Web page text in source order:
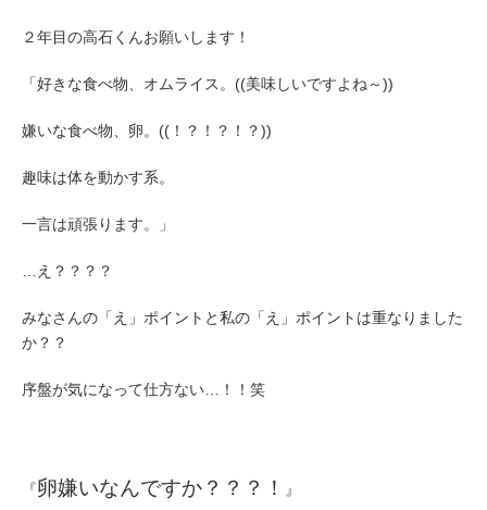
２年目の高石くんお願いします！
「好きな食べ物、オムライス。((美味しいですよね～))
嫌いな食べ物、卵。((！？！？！？))
趣味は体を動かす系。
一言は頑張ります。」
…え？？？？
みなさんの「え」ポイントと私の「え」ポイントは重なりました
か？？
序盤が気になって仕方ない…！！笑
『卵嫌いなんですか？？？！ 』